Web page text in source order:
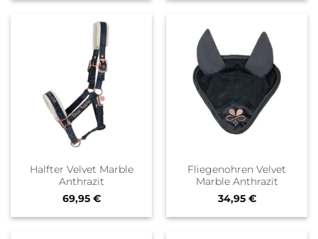
Halfter Velvet Marble
Anthrazit
69,95 €
Fliegenohren Velvet
Marble Anthrazit
34,95 €